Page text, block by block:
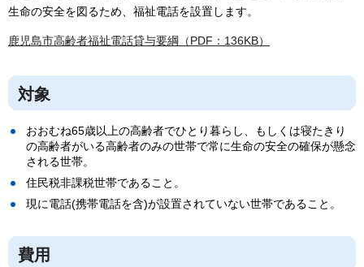
生命の安全を図るため、福祉電話を設置します。
鹿児島市高齢者福祉電話貸与要綱（PDF：136KB）
対象
おおむね65歳以上の高齢者でひとり暮らし、もしくは寝たきり
の高齢者がいる高齢者のみの世帯で常に生命の安全の確保が懸念
される世帯。
住民税非課税世帯であること。
現に電話(携帯電話を含)が設置されていない世帯であること。
費用